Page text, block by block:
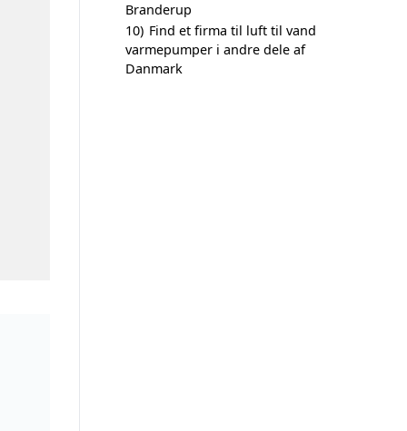
Branderup
10) Find et firma til luft til vand
varmepumper i andre dele af
Danmark